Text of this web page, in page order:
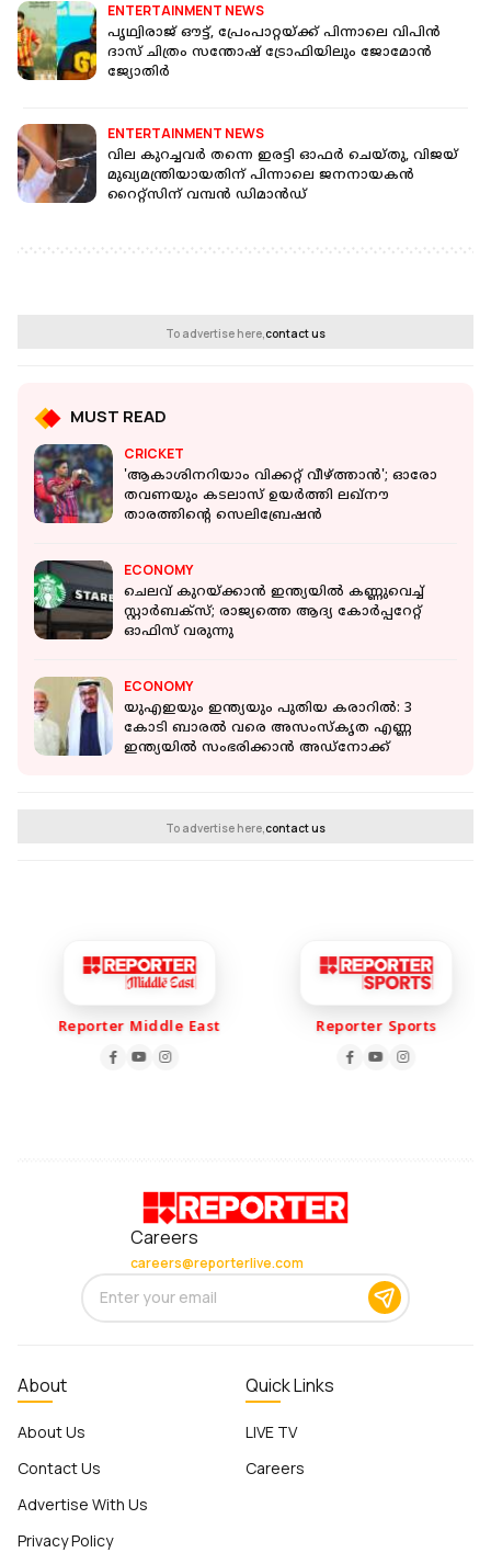
ENTERTAINMENT NEWS
പൃഥ്വിരാജ് ഔട്ട്, പ്രേംപാറ്റയ്ക്ക് പിന്നാലെ വിപിൻ
ദാസ് ചിത്രം സന്തോഷ് ട്രോഫിയിലും ജോമോൻ
ജ്യോതിർ
ENTERTAINMENT NEWS
വില കുറച്ചവർ തന്നെ ഇരട്ടി ഓഫർ ചെയ്തു, വിജയ്
മുഖ്യമന്ത്രിയായതിന് പിന്നാലെ ജനനായകൻ
റൈറ്റ്‌സിന് വമ്പൻ ഡിമാൻഡ്
To advertise here,contact us
MUST READ
CRICKET
'ആകാശിനറിയാം വിക്കറ്റ് വീഴ്ത്താൻ'; ഓരോ
തവണയും കടലാസ് ഉയർത്തി ലഖ്നൗ
താരത്തിന്റെ സെലിബ്രേഷൻ
ECONOMY
ചെലവ് കുറയ്ക്കാന്‍ ഇന്ത്യയില്‍ കണ്ണുവെച്ച്
സ്റ്റാര്‍ബക്‌സ്; രാജ്യത്തെ ആദ്യ കോര്‍പ്പറേറ്റ്
ഓഫിസ് വരുന്നു
ECONOMY
യുഎഇയും ഇന്ത്യയും പുതിയ കരാറില്‍: 3
കോടി ബാരൽ വരെ അസംസ്‌കൃത എണ്ണ
ഇന്ത്യയില്‍ സംഭരിക്കാന്‍ അഡ്നോക്ക്
To advertise here,contact us
Reporter Middle East Reporter Sports
Careers
careers@reporterlive.com
About
About Us
Contact Us
Advertise With Us
Privacy Policy
Quick Links
LIVE TV
Careers